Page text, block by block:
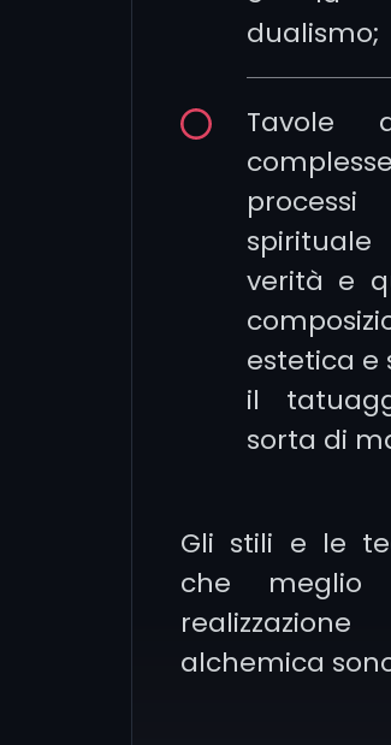
dualismo;
Tavole
verità e
estetica e
il
sorta di
Gli stili e le
che
alchemica